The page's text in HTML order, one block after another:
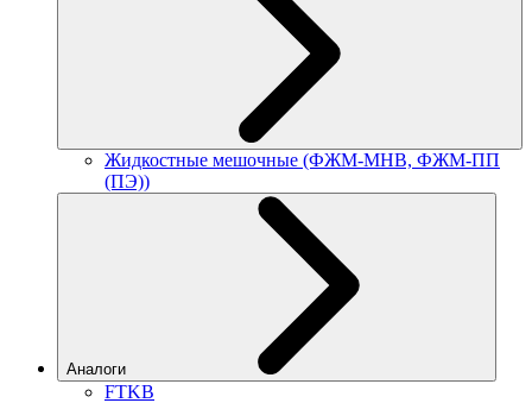
Жидкостные мешочные (ФЖМ-МНВ, ФЖМ-ПП
(ПЭ))
Аналоги
FTKB